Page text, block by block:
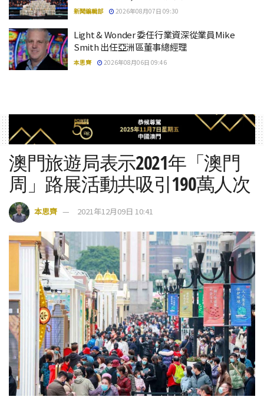
新聞編輯部 2026年08月07日 09:30
Light & Wonder 委任行業資深從業員Mike
Smith 出任亞洲區董事總經理
本思齊 2026年08月06日 09:46
澳門旅遊局表示2021年「澳門
周」路展活動共吸引190萬人次
本思齊 2021年12月09日 10:41